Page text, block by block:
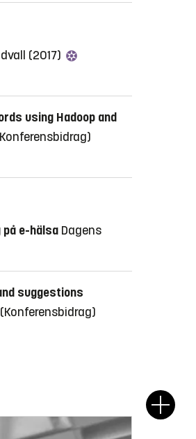
(2017)
using Hadoop and
e-hälsa Dagens
suggestions
(Konferensbidrag)